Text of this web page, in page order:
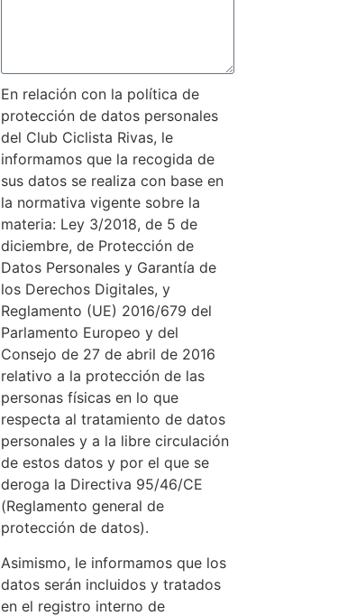
En relación con la política de
protección de datos personales
del Club Ciclista Rivas, le
informamos que la recogida de
sus datos se realiza con base en
la normativa vigente sobre la
materia: Ley 3/2018, de 5 de
diciembre, de Protección de
Datos Personales y Garantía de
los Derechos Digitales, y
Reglamento (UE) 2016/679 del
Parlamento Europeo y del
Consejo de 27 de abril de 2016
relativo a la protección de las
personas físicas en lo que
respecta al tratamiento de datos
personales y a la libre circulación
de estos datos y por el que se
deroga la Directiva 95/46/CE
(Reglamento general de
protección de datos).
Asimismo, le informamos que los
datos serán incluidos y tratados
en el registro interno de